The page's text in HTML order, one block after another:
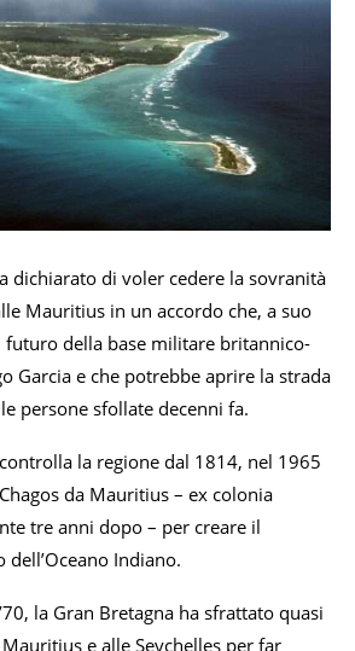
dichiarato di voler cedere la sovranità
Mauritius in un accordo che, a suo
della base militare britannico-
Garcia e che potrebbe aprire la strada
persone sfollate decenni fa.
la regione dal 1814, nel 1965
da Mauritius – ex colonia
tre anni dopo – per creare il
Indiano.
la Gran Bretagna ha sfrattato quasi
e alle Seychelles per far